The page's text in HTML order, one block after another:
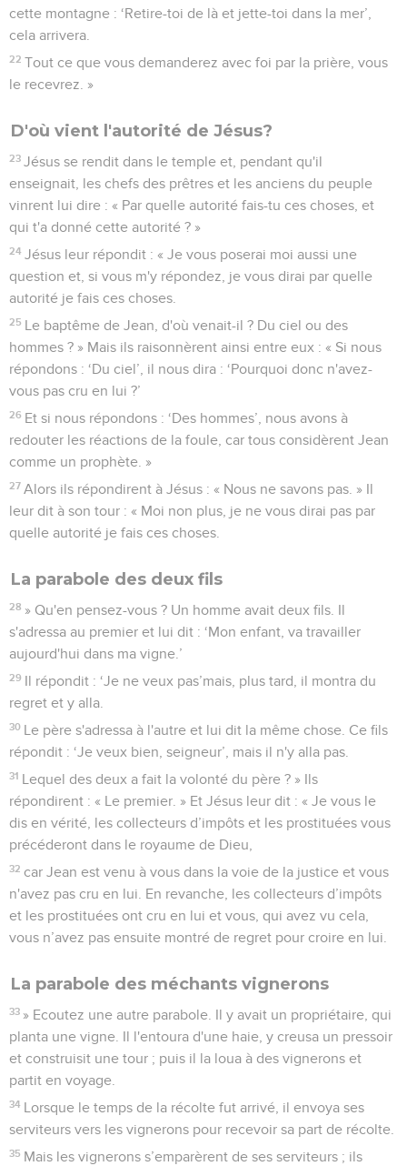
cette montagne : ‘Retire-toi de là et jette-toi dans la mer’,
cela arrivera.
22 Tout ce que vous demanderez avec foi par la prière, vous
le recevrez. »
D'où vient l'autorité de Jésus?
23 Jésus se rendit dans le temple et, pendant qu'il
enseignait, les chefs des prêtres et les anciens du peuple
vinrent lui dire : « Par quelle autorité fais-tu ces choses, et
qui t'a donné cette autorité ? »
24 Jésus leur répondit : « Je vous poserai moi aussi une
question et, si vous m'y répondez, je vous dirai par quelle
autorité je fais ces choses.
25 Le baptême de Jean, d'où venait-il ? Du ciel ou des
hommes ? » Mais ils raisonnèrent ainsi entre eux : « Si nous
répondons : ‘Du ciel’, il nous dira : ‘Pourquoi donc n'avez-
vous pas cru en lui ?’
26 Et si nous répondons : ‘Des hommes’, nous avons à
redouter les réactions de la foule, car tous considèrent Jean
comme un prophète. »
27 Alors ils répondirent à Jésus : « Nous ne savons pas. » Il
leur dit à son tour : « Moi non plus, je ne vous dirai pas par
quelle autorité je fais ces choses.
La parabole des deux fils
28 » Qu'en pensez-vous ? Un homme avait deux fils. Il
s'adressa au premier et lui dit : ‘Mon enfant, va travailler
aujourd'hui dans ma vigne.’
29 Il répondit : ‘Je ne veux pas’mais, plus tard, il montra du
regret et y alla.
30 Le père s'adressa à l'autre et lui dit la même chose. Ce fils
répondit : ‘Je veux bien, seigneur’, mais il n'y alla pas.
31 Lequel des deux a fait la volonté du père ? » Ils
répondirent : « Le premier. » Et Jésus leur dit : « Je vous le
dis en vérité, les collecteurs d’impôts et les prostituées vous
précéderont dans le royaume de Dieu,
32 car Jean est venu à vous dans la voie de la justice et vous
n'avez pas cru en lui. En revanche, les collecteurs d’impôts
et les prostituées ont cru en lui et vous, qui avez vu cela,
vous n’avez pas ensuite montré de regret pour croire en lui.
La parabole des méchants vignerons
33 » Ecoutez une autre parabole. Il y avait un propriétaire, qui
planta une vigne. Il l'entoura d'une haie, y creusa un pressoir
et construisit une tour ; puis il la loua à des vignerons et
partit en voyage.
34 Lorsque le temps de la récolte fut arrivé, il envoya ses
serviteurs vers les vignerons pour recevoir sa part de récolte.
35 Mais les vignerons s’emparèrent de ses serviteurs ; ils